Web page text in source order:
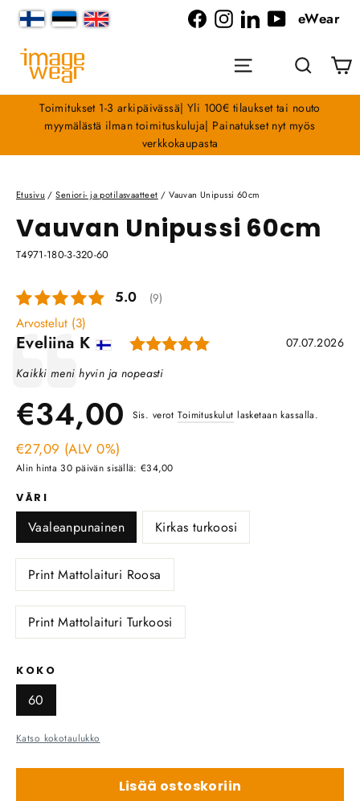
Siirry
sisältöön
eWear
Valikko Haku
Toimitukset 1-3 arkipäivässä| Yli 100€ tilaukset tai nouto
myymälästä ilman toimituskuluja| Painatukset nyt myös
verkkokaupasta
Etusivu / Seniori- ja potilasvaatteet / Vauvan Unipussi 60cm
Vauvan Unipussi 60cm
T4971-180-3-320-60
Keskimääräinen luokitus:
5.0 (äänet:
9)
Arvostelut (3)
Lausunto
Kirjoittaja:
Eveliina K Arvio: 5.0 5:sta
Päivämäärä:
07.07.2026
Teksti:
Kaikki meni hyvin ja nopeasti
€34,00 Normaali
hinta
hinta
Sis. verotToimituskulut lasketaan kassalla.
€27,09 (ALV 0%)
Alin hinta 30 päivän sisällä: €34,00
VÄRI
Vaaleanpunainen Kirkas turkoosi
Print Mattolaituri Roosa
Print Mattolaituri Turkoosi
KOKO
60
Katso kokotaulukko
Lisää ostoskoriin